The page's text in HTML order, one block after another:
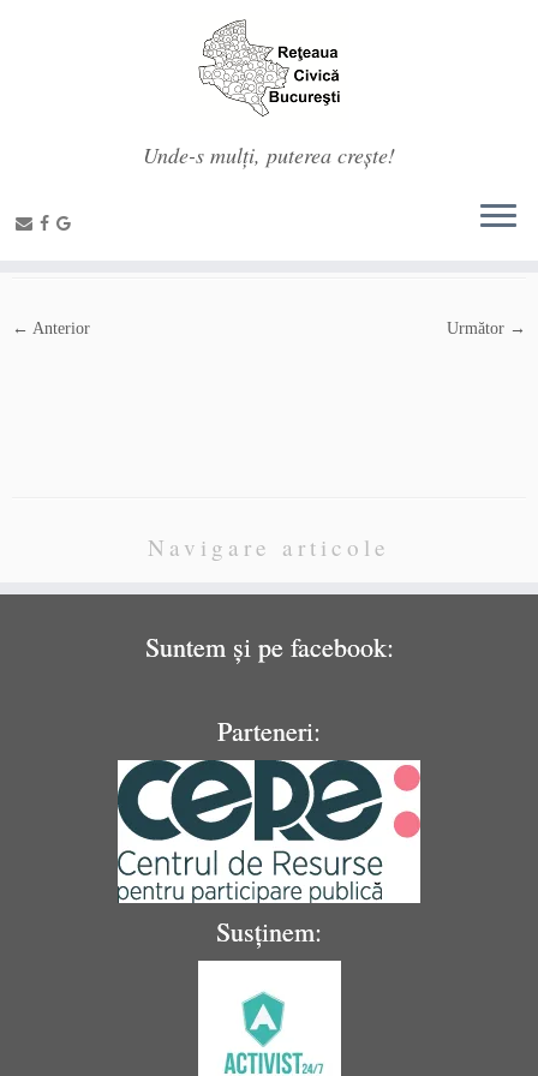
Unde-s mulți, puterea crește!
Cine suntem » logorcb
logorcb
← Anterior Următor →
Navigare articole
Suntem și pe facebook:
Parteneri:
Susținem: